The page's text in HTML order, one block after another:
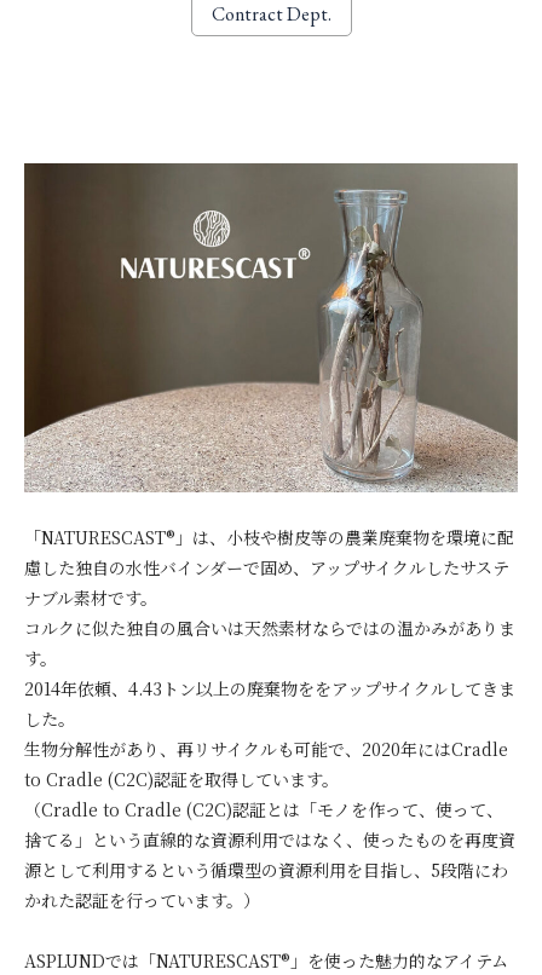
Contract Dept.
「NATURESCAST®」は、小枝や樹皮等の農業廃棄物を環境に配
慮した独自の水性バインダーで固め、アップサイクルしたサステ
ナブル素材です。
コルクに似た独自の風合いは天然素材ならではの温かみがありま
す。
2014年依頼、4.43トン以上の廃棄物ををアップサイクルしてきま
した。
生物分解性があり、再リサイクルも可能で、2020年にはCradle
to Cradle (C2C)認証を取得しています。
（Cradle to Cradle (C2C)認証とは「モノを作って、使って、
捨てる」という直線的な資源利用ではなく、使ったものを再度資
源として利用するという循環型の資源利用を目指し、5段階にわ
かれた認証を行っています。）
ASPLUNDでは「NATURESCAST®」を使った魅力的なアイテム